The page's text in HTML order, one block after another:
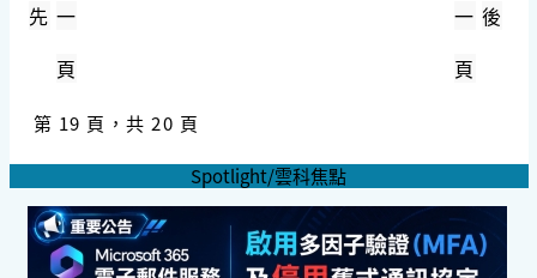
先 一
頁
一
頁
後
第 19 頁，共 20 頁
Spotlight/雲科焦點